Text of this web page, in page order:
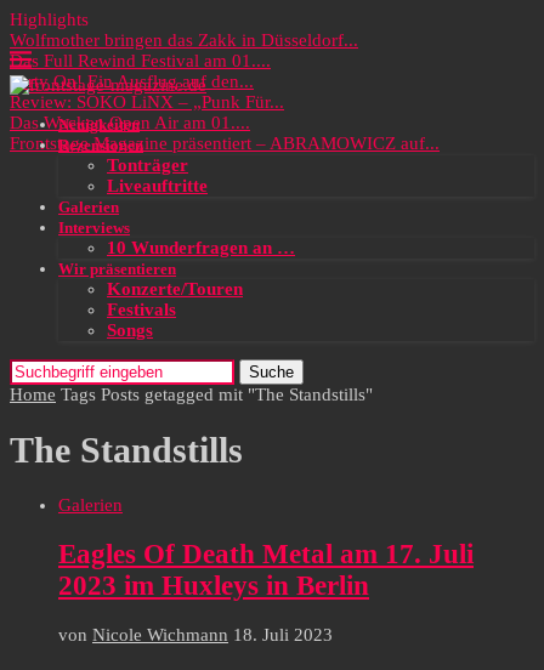
Highlights
Wolfmother bringen das Zakk in Düsseldorf...
Das Full Rewind Festival am 01....
Party On! Ein Ausflug auf den...
Review: SOKO LiNX – „Punk Für...
Das Wacken Open Air am 01....
Frontstage Magazine präsentiert – ABRAMOWICZ auf...
Neuigkeiten
Rezensionen
Tonträger
Liveauftritte
Galerien
Interviews
10 Wunderfragen an …
Wir präsentieren
Konzerte/Touren
Festivals
Songs
Suche
Home Tags Posts getagged mit "The Standstills"
The Standstills
Galerien
Eagles Of Death Metal am 17. Juli
2023 im Huxleys in Berlin
von Nicole Wichmann 18. Juli 2023